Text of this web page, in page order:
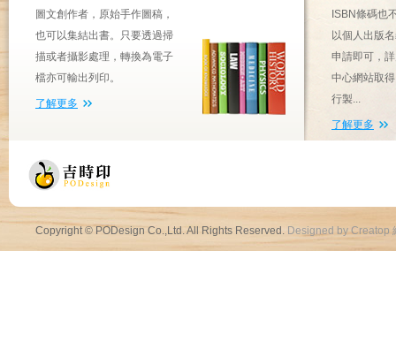
圖文創作者，原始手作圖稿，
也可以集結出書。只要透過掃
描或者攝影處理，轉換為電子
檔亦可輸出列印。
了解更多
ISBN條碼也
以個人出版
申請即可，
中心網站取
行製...
了解更多
Copyright © PODesign Co.,Ltd. All Rights Reserved. Designed by Creatop